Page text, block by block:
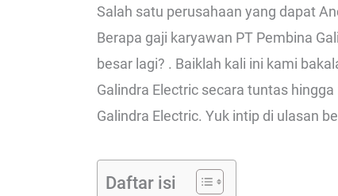
Salah satu perusahaan yang dapat
Berapa gaji karyawan PT Pembina
besar lagi? . Baiklah kali ini kami
Galindra Electric secara tuntas
Galindra Electric. Yuk intip di ulasan
Daftar isi